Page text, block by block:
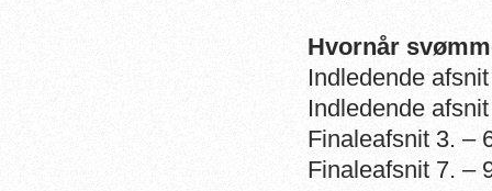
Hvornår
Indledende
Indledende
Finaleafsnit 3. –
Finaleafsnit 7. –